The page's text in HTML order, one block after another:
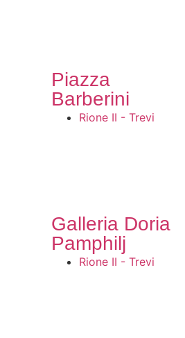
Piazza
Barberini
Rione II - Trevi
Galleria Doria
Pamphilj
Rione II - Trevi